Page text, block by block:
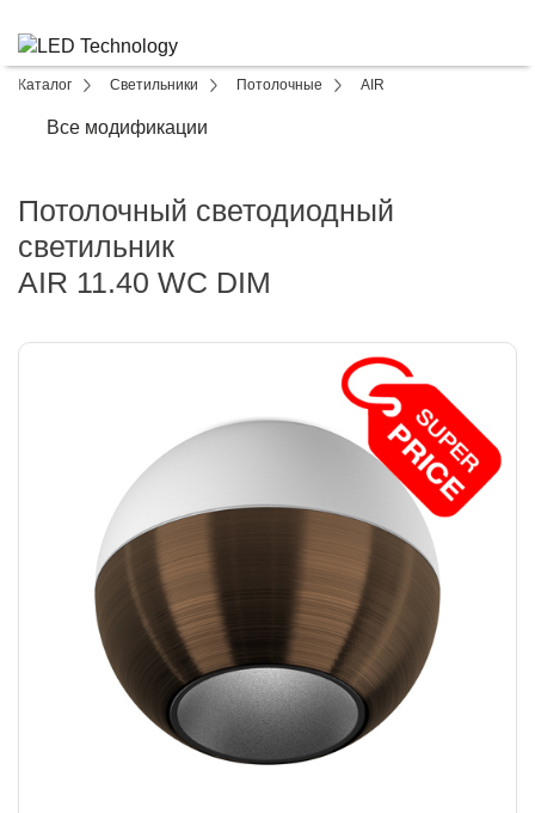
Каталог Светильники Потолочные AIR
Все модификации
Потолочный светодиодный
светильник
AIR 11.40 WC DIM